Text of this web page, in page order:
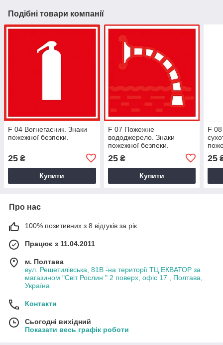
Подібні товари компанії
F 04 Вогнегасник. Знаки
пожежної безпеки.
25 ₴
Купити
F 07 Пожежне
вододжерело. Знаки
пожежної безпеки.
25₴
Купити
F
25
Про нас
100% позитивних з 8 відгуків за рік
Працює з 11.04.2011
м. Полтава
вул. Решетилівська, 81В -на території ТЦ ЕКВАТОР за
магазином "Світ Рослин " 2 поверх, офіс 17 , Полтава,
Україна
Контакти
Сьогодні вихідний
Показати весь графік роботи